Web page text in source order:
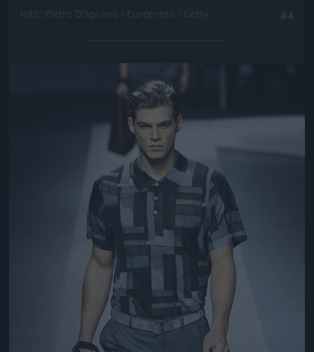
Jön még kép!